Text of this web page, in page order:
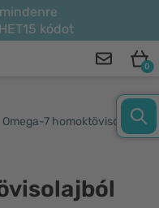
HET15 kódot
0
Omega-7 homoktövisolajból